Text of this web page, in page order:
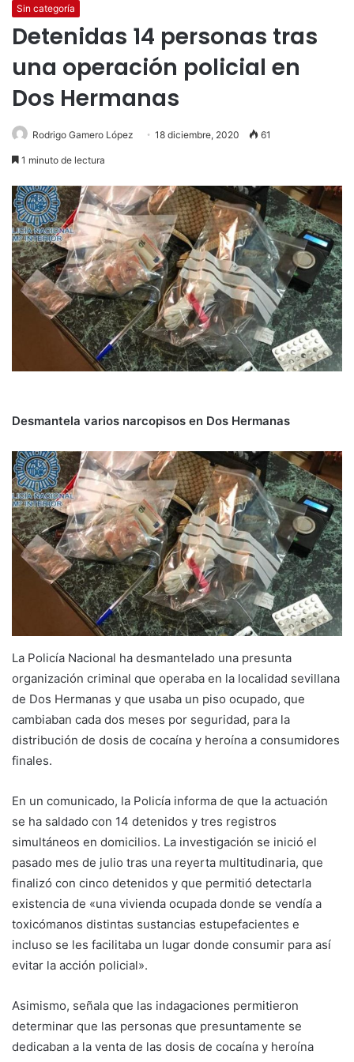
Sin categoría
Detenidas 14 personas tras
una operación policial en
Dos Hermanas
Rodrigo Gamero López 18 diciembre, 2020 61
1 minuto de lectura
Desmantela varios narcopisos en Dos Hermanas
La Policía Nacional ha desmantelado una presunta
organización criminal que operaba en la localidad sevillana
de Dos Hermanas y que usaba un piso ocupado, que
cambiaban cada dos meses por seguridad, para la
distribución de dosis de cocaína y heroína a consumidores
finales.
En un comunicado, la Policía informa de que la actuación
se ha saldado con 14 detenidos y tres registros
simultáneos en domicilios. La investigación se inició el
pasado mes de julio tras una reyerta multitudinaria, que
finalizó con cinco detenidos y que permitió detectarla
existencia de «una vivienda ocupada donde se vendía a
toxicómanos distintas sustancias estupefacientes e
incluso se les facilitaba un lugar donde consumir para así
evitar la acción policial».
Asimismo, señala que las indagaciones permitieron
determinar que las personas que presuntamente se
dedicaban a la venta de las dosis de cocaína y heroína